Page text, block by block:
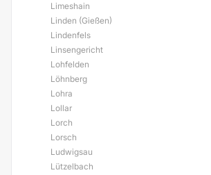
Limeshain
Linden (Gießen)
Lindenfels
Linsengericht
Lohfelden
Löhnberg
Lohra
Lollar
Lorch
Lorsch
Ludwigsau
Lützelbach